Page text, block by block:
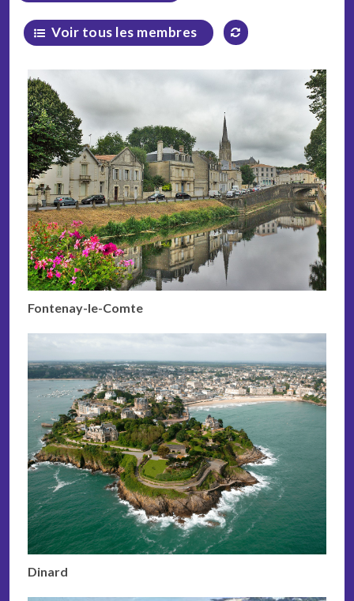
Voir tous les membres
Fontenay-le-Comte
Dinard